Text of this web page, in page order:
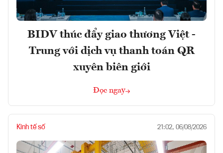
BIDV thúc đẩy giao thương Việt -
Trung với dịch vụ thanh toán QR
xuyên biên giới
Đọc ngay
Kinh tế số 21:02, 06/08/2026